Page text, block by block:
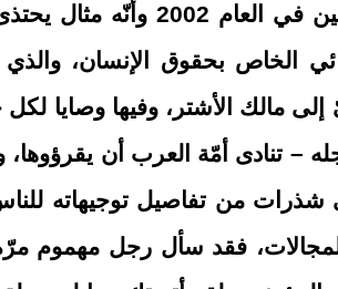
شهادة الامم المتحدة بشخصيّة أمير
الخاص بحقوق الإنسان،
إلى مالك الأشتر، وفيها وصايا
تنادى أمّة العرب أن يقرؤوها،
في شذرات من تفاصيل توجيهاته
فقد سأل رجل مهموم